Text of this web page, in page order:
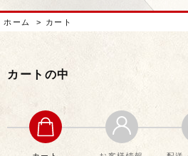
ホーム > カート
カートの中